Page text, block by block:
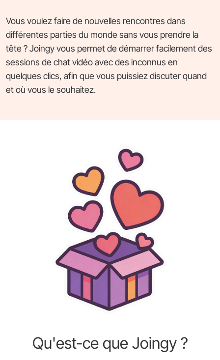
Vous voulez faire de nouvelles rencontres dans
différentes parties du monde sans vous prendre la
tête ? Joingy vous permet de démarrer facilement des
sessions de chat vidéo avec des inconnus en
quelques clics, afin que vous puissiez discuter quand
et où vous le souhaitez.
Qu'est-ce que Joingy ?